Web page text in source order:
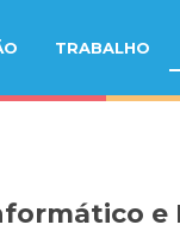
TRABALHO
e